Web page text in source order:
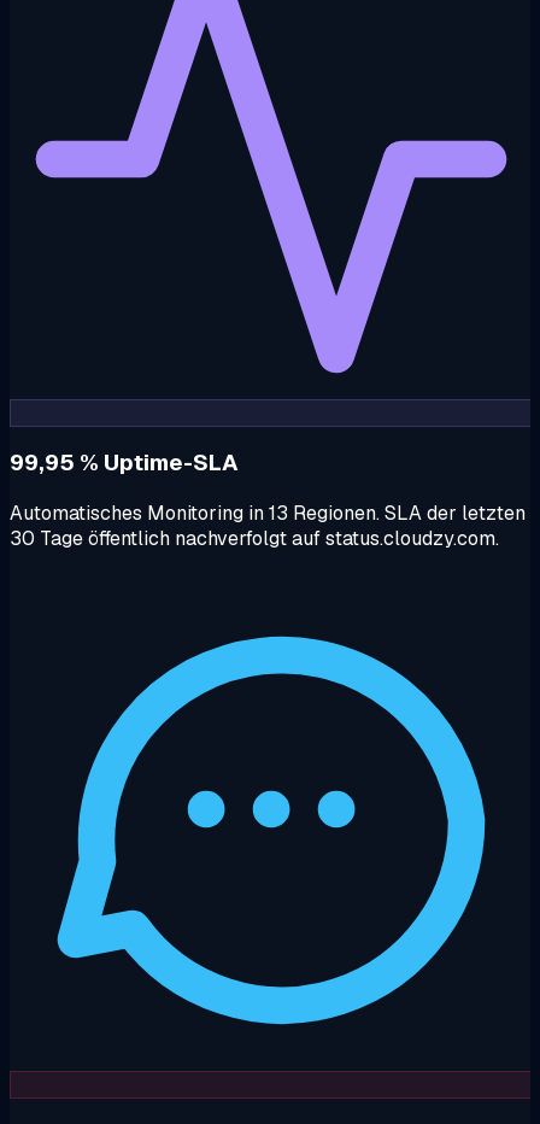
99,95 % Uptime-SLA
Automatisches Monitoring in 13 Regionen. SLA der letzten
30 Tage öffentlich nachverfolgt auf status.cloudzy.com.